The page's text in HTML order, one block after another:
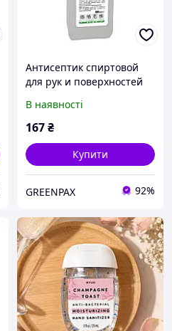
Антисептик спиртовой
для рук и поверхностей
дозатором
В наявності
167₴
Купити
GREENPAX 92%